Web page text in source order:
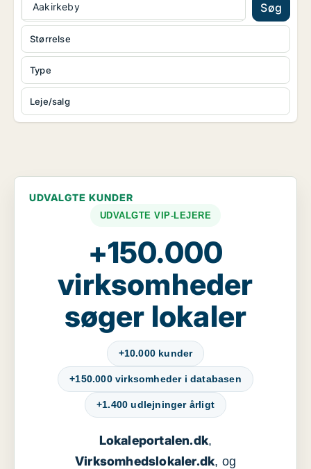
Aakirkeby Søg
Type
Leje/salg
Størrelse
UDVALGTE KUNDER
UDVALGTE VIP-LEJERE
+150.000
virksomheder
søger lokaler
+10.000 kunder
+150.000 virksomheder i databasen
+1.400 udlejninger årligt
Lokaleportalen.dk,
Virksomhedslokaler.dk, og